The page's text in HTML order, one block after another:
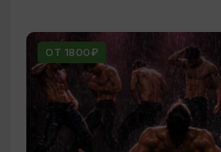
ОТ 1800₽